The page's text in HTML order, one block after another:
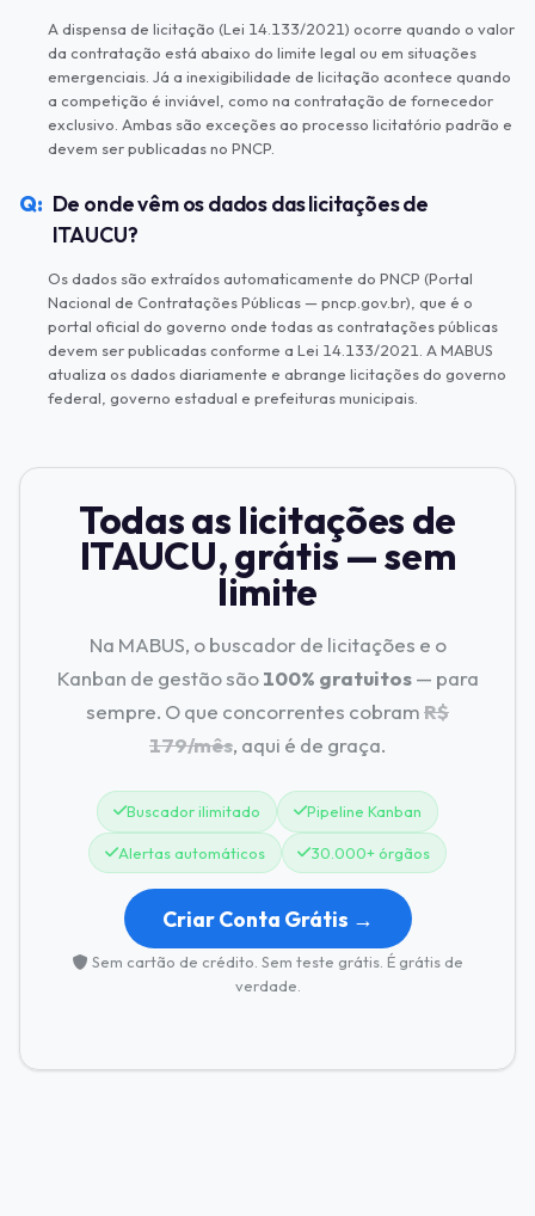
A dispensa de licitação (Lei 14.133/2021) ocorre quando o valor
da contratação está abaixo do limite legal ou em situações
emergenciais. Já a inexigibilidade de licitação acontece quando
a competição é inviável, como na contratação de fornecedor
exclusivo. Ambas são exceções ao processo licitatório padrão e
devem ser publicadas no PNCP.
De onde vêm os dados das licitações de
ITAUCU?
Os dados são extraídos automaticamente do PNCP (Portal
Nacional de Contratações Públicas — pncp.gov.br), que é o
portal oficial do governo onde todas as contratações públicas
devem ser publicadas conforme a Lei 14.133/2021. A MABUS
atualiza os dados diariamente e abrange licitações do governo
federal, governo estadual e prefeituras municipais.
Todas as licitações de
ITAUCU, grátis — sem
limite
Na MABUS, o buscador de licitações e o
Kanban de gestão são100% gratuitos— para
sempre. O que concorrentes cobramR$
179/mês, aqui é de graça.
Buscador ilimitado Pipeline Kanban
Alertas automáticos 30.000+ órgãos
Criar Conta Grátis →
Sem cartão de crédito. Sem teste grátis. É grátis de
verdade.